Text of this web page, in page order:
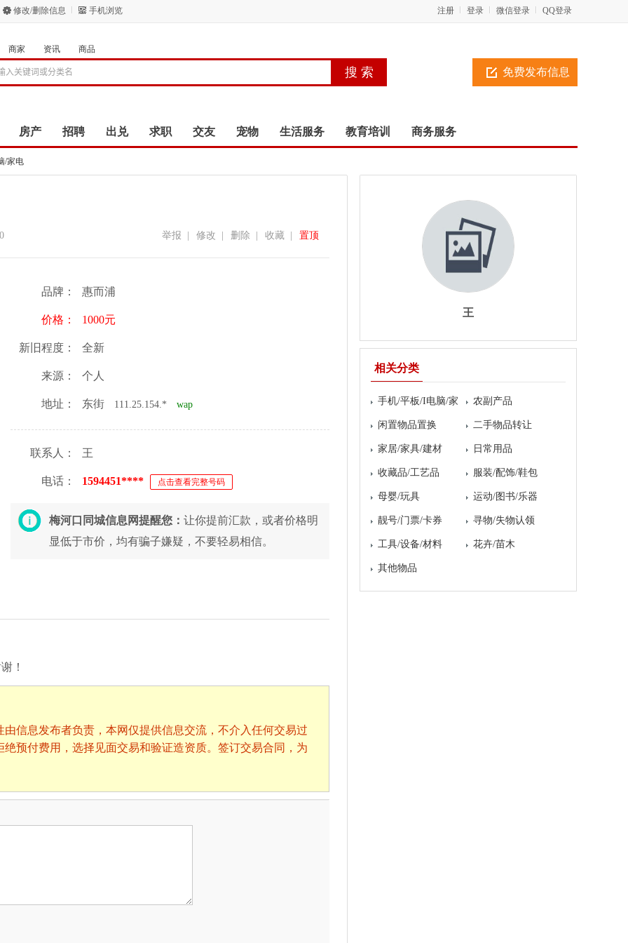
修改/删除信息 手机浏览 QQ登录
微信登录
登录
注册
免费发布信息
商家 资讯 商品
房产 招聘 出兑 求职 交友 宠物 生活服务 教育培训 商务服务
/家电
置顶
收藏
删除
修改
举报
品牌： 惠而浦
价格： 1000元
新旧程度： 全新
来源： 个人
地址： 东街 111.25.154.* wap
联系人： 王
电话： 1594451**** 点击查看完整号码
梅河口同城信息网提醒您： 让你提前汇款，或者价格明
显低于市价，均有骗子嫌疑，不要轻易相信。
！
信息发布者负责，本网仅提供信息交流，不介入任何交易过
预付费用，选择见面交易和验证造资质。签订交易合同，为
王
相关分类
手机/平板/I电脑/家
电
农副产品
闲置物品置换 二手物品转让
家居/家具/建材 日常用品
收藏品/工艺品 服装/配饰/鞋包
母婴/玩具 运动/图书/乐器
靓号/门票/卡券 寻物/失物认领
工具/设备/材料 花卉/苗木
其他物品